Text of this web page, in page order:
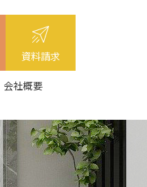
資料請求
会社概要